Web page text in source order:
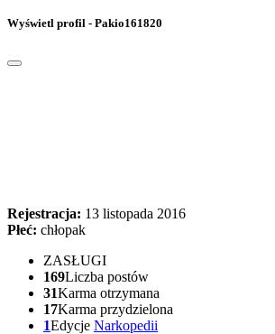
Wyświetl profil - Pakio161820
Rejestracja: 13 listopada 2016
Płeć: chłopak
ZASŁUGI
169Liczba postów
31Karma otrzymana
17Karma przydzielona
1Edycje Narkopedii